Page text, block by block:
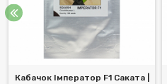
Кабачок Імператор F1 Саката |